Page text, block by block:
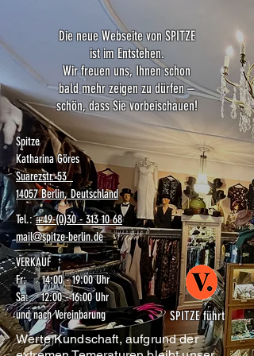
Die neue Webseite von SPITZE
ist im Entstehen.
Wir freuen uns, Ihnen schon
bald mehr zeigen zu dürfen –
schön, dass Sie vorbeischauen!
Spitze
Katharina Göres
Suarezstr. 53
14057 Berlin, Deutschland
Tel.:+49-(0)30 - 313 10 68
mail@spitze-berlin.de
VERKAUF
Fr: 14:00 - 19:00 Uhr
Sa: 12:00 - 16:00 Uhr
und nach Vereinbarung
SPITZE führt
Werte Kundschaft, aufgrund der